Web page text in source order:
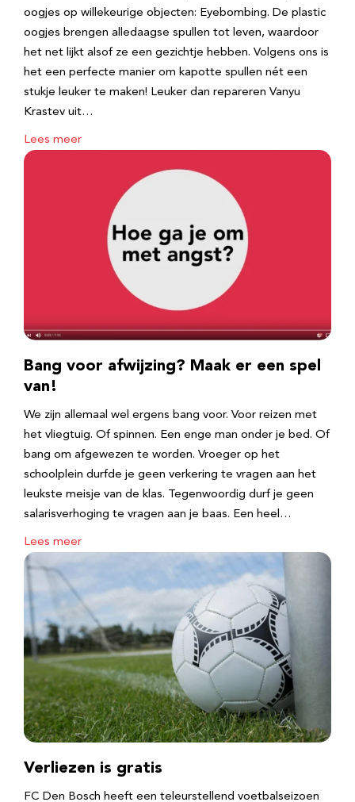
oogjes op willekeurige objecten: Eyebombing. De plastic
oogjes brengen alledaagse spullen tot leven, waardoor
het net lijkt alsof ze een gezichtje hebben. Volgens ons is
het een perfecte manier om kapotte spullen nét een
stukje leuker te maken! Leuker dan repareren Vanyu
Krastev uit…
Lees meer
Bang voor afwijzing? Maak er een spel
van!
We zijn allemaal wel ergens bang voor. Voor reizen met
het vliegtuig. Of spinnen. Een enge man onder je bed. Of
bang om afgewezen te worden. Vroeger op het
schoolplein durfde je geen verkering te vragen aan het
leukste meisje van de klas. Tegenwoordig durf je geen
salarisverhoging te vragen aan je baas. Een heel…
Lees meer
Verliezen is gratis
FC Den Bosch heeft een teleurstellend voetbalseizoen